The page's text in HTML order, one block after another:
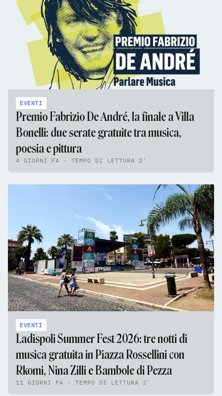
EVENTI
Premio Fabrizio De André, la finale a Villa
Bonelli: due serate gratuite tra musica,
poesia e pittura
4 GIORNI FA - TEMPO DI LETTURA 2'
EVENTI
Ladispoli Summer Fest 2026: tre notti di
musica gratuita in Piazza Rossellini con
Rkomi, Nina Zilli e Bambole di Pezza
11 GIORNI FA - TEMPO DI LETTURA 2'